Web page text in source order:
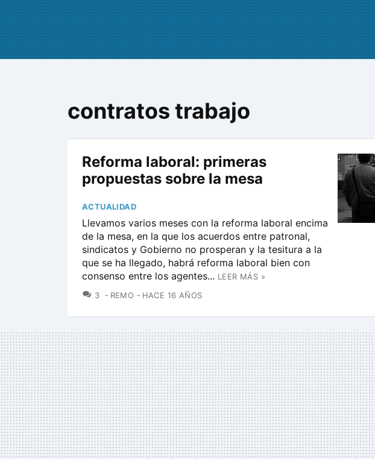
contratos trabajo
Reforma laboral: primeras
propuestas sobre la mesa
ACTUALIDAD
Llevamos varios meses con la reforma laboral encima
de la mesa, en la que los acuerdos entre patronal,
sindicatos y Gobierno no prosperan y la tesitura a la
que se ha llegado, habrá reforma laboral bien con
consenso entre los agentes... LEER MÁS »
3 COMENTARIOS
REMO HACE 16 AÑOS